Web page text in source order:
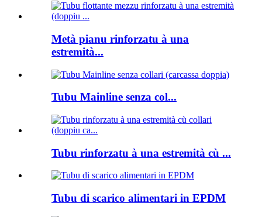
Metà pianu rinforzatu à una
estremità...
Tubu Mainline senza col...
Tubu rinforzatu à una estremità cù ...
Tubu di scarico alimentari in EPDM